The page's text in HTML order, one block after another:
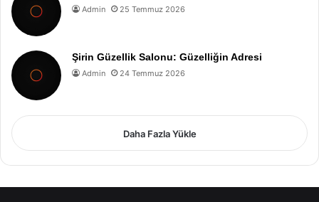
Admin 25 Temmuz 2026
Şirin Güzellik Salonu: Güzelliğin Adresi
Admin 24 Temmuz 2026
Daha Fazla Yükle